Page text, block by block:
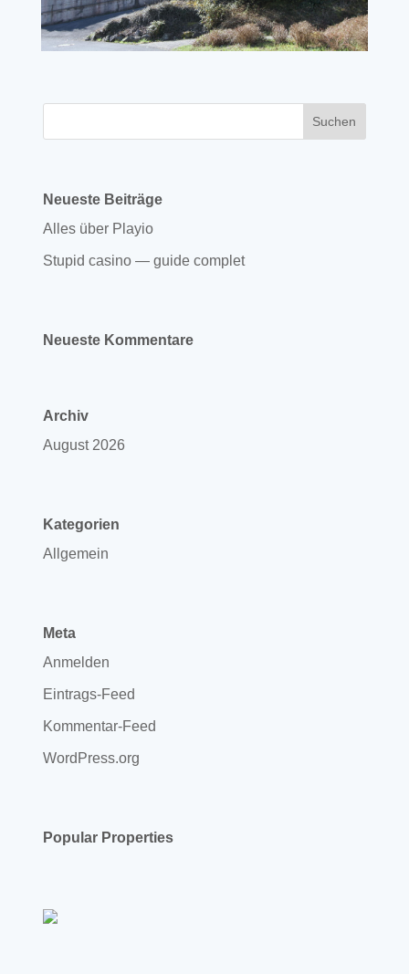
Neueste Beiträge
Alles über Playio
Stupid casino — guide complet
Neueste Kommentare
Archiv
August 2026
Kategorien
Allgemein
Meta
Anmelden
Eintrags-Feed
Kommentar-Feed
WordPress.org
Popular Properties